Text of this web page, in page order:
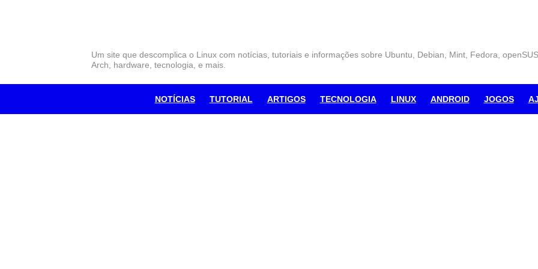
Um site que descomplica o Linux com notícias, tutoriais e informações sobre Ubuntu, Debian, Mint, Fedora,
Arch, hardware, tecnologia, e mais.
NOTÍCIAS TUTORIAL ARTIGOS TECNOLOGIA LINUX ANDROID JOGOS